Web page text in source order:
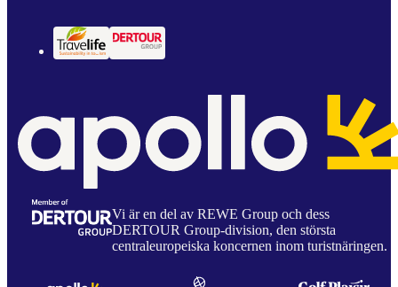
Vi är en del av REWE Group och dess
DERTOUR Group-division, den största
centraleuropeiska koncernen inom turistnäringen.